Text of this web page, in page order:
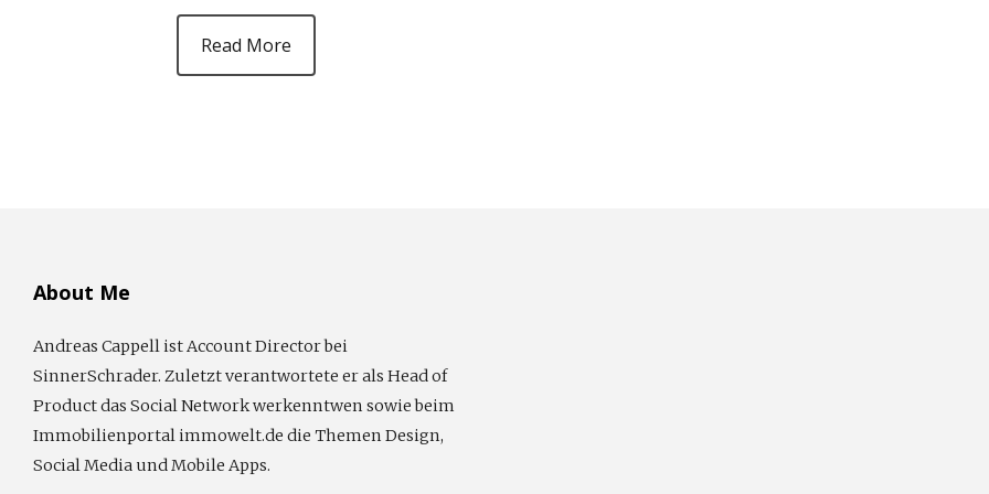
Read More
About Me
Andreas Cappell ist Account Director bei
SinnerSchrader. Zuletzt verantwortete er als Head of
Product das Social Network werkenntwen sowie beim
Immobilienportal immowelt.de die Themen Design,
Social Media und Mobile Apps.